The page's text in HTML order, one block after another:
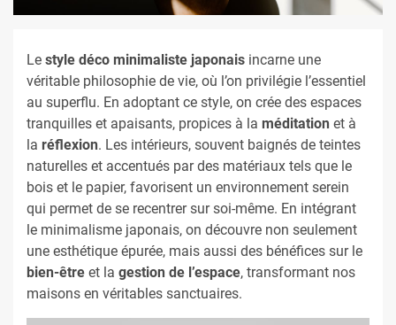
Le style déco minimaliste japonais incarne une
véritable philosophie de vie, où l’on privilégie l’essentiel
au superflu. En adoptant ce style, on crée des espaces
tranquilles et apaisants, propices à la méditation et à
la réflexion. Les intérieurs, souvent baignés de teintes
naturelles et accentués par des matériaux tels que le
bois et le papier, favorisent un environnement serein
qui permet de se recentrer sur soi-même. En intégrant
le minimalisme japonais, on découvre non seulement
une esthétique épurée, mais aussi des bénéfices sur le
bien-être et la gestion de l’espace, transformant nos
maisons en véritables sanctuaires.